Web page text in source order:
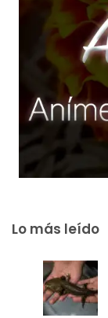
Lo más leído